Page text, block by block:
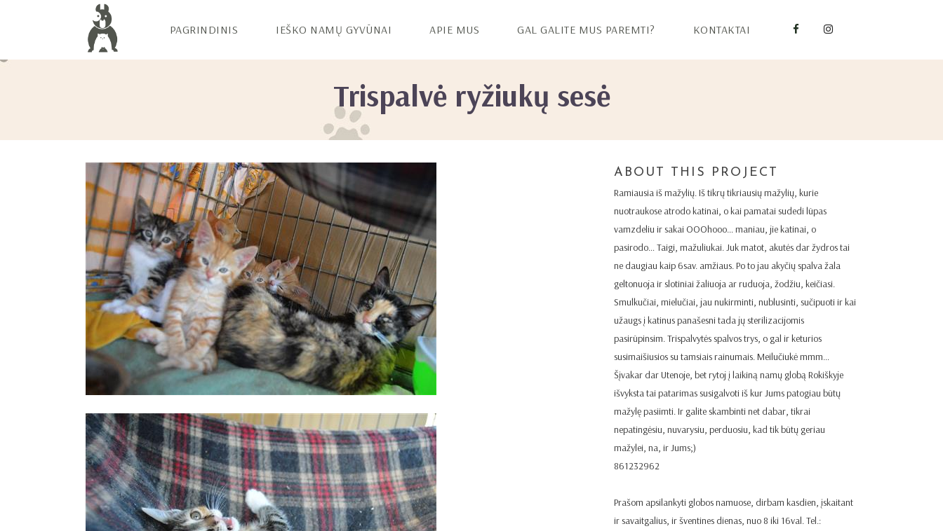
PAGRINDINIS IEŠKO NAMŲ GYVŪNAI APIE MUS GAL GALITE MUS PAREMTI? KONTAKTAI
Trispalvė ryžiukų sesė
ABOUT THIS PROJECT
Ramiausiaiš mažylių. Iš tikrų tikriausių mažylių, kurie
nuotraukose atrodo katinai, o kai pamatai sudedi lūpas
vamzdeliu ir sakai OOOhooo… maniau, jie katinai, o
pasirodo… Taigi, mažuliukai. Juk matot, akutės dar žydros tai
ne daugiau kaip 6sav. amžiaus. Po to jau akyčių spalva žala
geltonuoja ir slotiniai žaliuoja ar ruduoja, žodžiu, keičiasi.
Smulkučiai, mielučiai, jau nukirminti, nublusinti, sučipuoti ir kai
užaugs į katinus panašesni tada jų sterilizacijomis
pasirūpinsim. Trispalvytės spalvos trys, o gal ir keturios
susimaišiusios su tamsiais rainumais. Meilučiukė mmm…
Šįvakar dar Utenoje, bet rytoj į laikiną namų globą Rokiškyje
išvyksta tai patarimas susigalvoti iš kur Jums patogiau būtų
mažylę pasiimti. Ir galite skambinti net dabar, tikrai
nepatingėsiu, nuvarysiu, perduosiu, kad tik būtų geriau
mažylei, na, ir Jums;)
861232962
Prašom apsilankyti globos namuose, dirbam kasdien, įskaitant
ir savaitgalius, ir šventines dienas, nuo 8 iki 16val. Tel.: